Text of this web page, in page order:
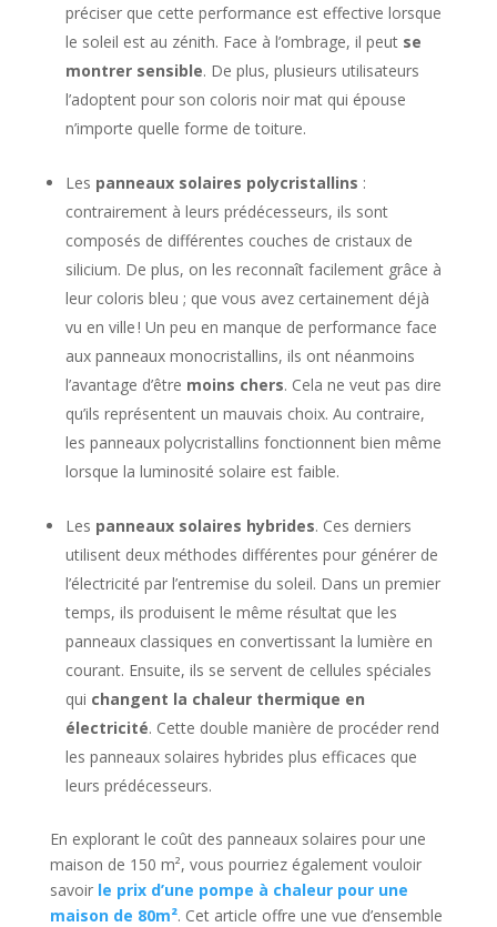
préciser que cette performance est effective lorsque
le soleil est au zénith. Face à l’ombrage, il peut se
montrer sensible. De plus, plusieurs utilisateurs
l’adoptent pour son coloris noir mat qui épouse
n’importe quelle forme de toiture.
Les panneaux solaires polycristallins :
contrairement à leurs prédécesseurs, ils sont
composés de différentes couches de cristaux de
silicium. De plus, on les reconnaît facilement grâce à
leur coloris bleu ; que vous avez certainement déjà
vu en ville ! Un peu en manque de performance face
aux panneaux monocristallins, ils ont néanmoins
l’avantage d’être moins chers. Cela ne veut pas dire
qu’ils représentent un mauvais choix. Au contraire,
les panneaux polycristallins fonctionnent bien même
lorsque la luminosité solaire est faible.
Les panneaux solaires hybrides. Ces derniers
utilisent deux méthodes différentes pour générer de
l’électricité par l’entremise du soleil. Dans un premier
temps, ils produisent le même résultat que les
panneaux classiques en convertissant la lumière en
courant. Ensuite, ils se servent de cellules spéciales
qui changent la chaleur thermique en
électricité. Cette double manière de procéder rend
les panneaux solaires hybrides plus efficaces que
leurs prédécesseurs.
En explorant le coût des panneaux solaires pour une
maison de 150 m², vous pourriez également vouloir
savoir le prix d’une pompe à chaleur pour une
maison de 80m². Cet article offre une vue d’ensemble